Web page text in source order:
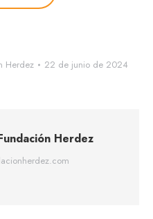
Herdez 22 de junio de 2024
Herdez